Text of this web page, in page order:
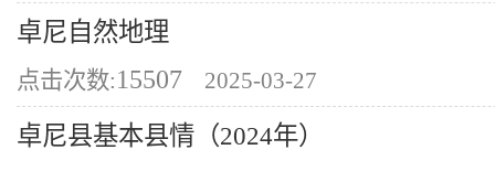
卓尼自然地理
点击次数:15507 2025-03-27
卓尼县基本县情（2024年）